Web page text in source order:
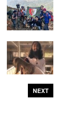
NEXT